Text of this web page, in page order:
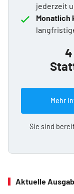
jederzeit
Monatlich
Mehr
Sie sind
Aktuelle